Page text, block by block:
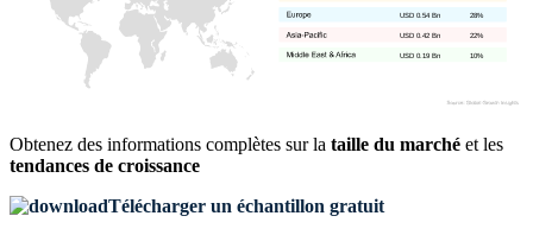
10%
USD 0.19 Bn
22%
USD 0.42 Bn
28%
USD 0.54 Bn
Obtenez des informations complètes sur la taille du marché et les
tendances de croissance
Télécharger un échantillon gratuit